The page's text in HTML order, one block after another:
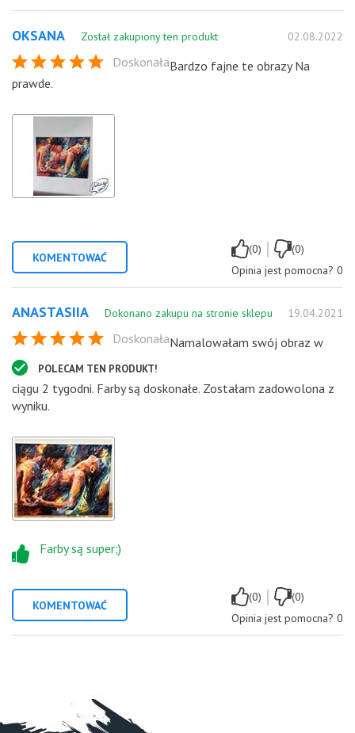
OKSANA Został zakupiony ten produkt 02.08.2022
DoskonałaBardzo fajne te obrazy Na
prawde.
KOMENTOWAĆ
(0) |
(0)
Opinia jest pomocna? 0
ANASTASIIA Dokonano zakupu na stronie sklepu 19.04.2021
Doskonała
POLECAM TEN PRODUKT!
Namalowałam swój obraz w
ciągu 2 tygodni. Farby są doskonałe. Zostałam zadowolona z
wyniku.
Farby są super;)
KOMENTOWAĆ
(0) |
(0)
Opinia jest pomocna? 0